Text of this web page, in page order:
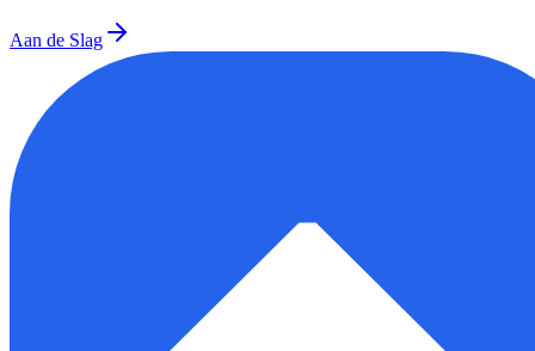
Aan de Slag